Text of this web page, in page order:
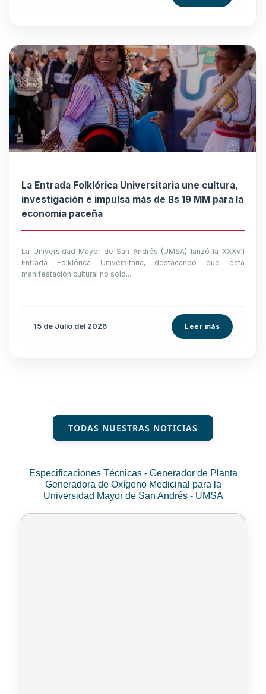
La Entrada Folklórica Universitaria une cultura,
investigación e impulsa más de Bs 19 MM para la
economía paceña
La Universidad Mayor de San Andrés (UMSA) lanzó la XXXVII
Entrada Folklórica Universitaria, destacando que esta
manifestación cultural no solo...
15 de Julio del 2026 Leer más
TODAS NUESTRAS NOTICIAS
Especificaciones Técnicas - Generador de Planta
Generadora de Oxígeno Medicinal para la
Universidad Mayor de San Andrés - UMSA